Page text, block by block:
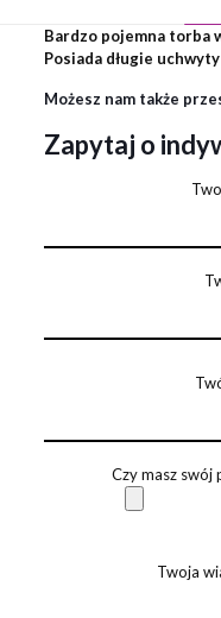
Bardzo pojemna torba
Posiada długie
Możesz nam także
Zapytaj o
Czy masz
Twoja